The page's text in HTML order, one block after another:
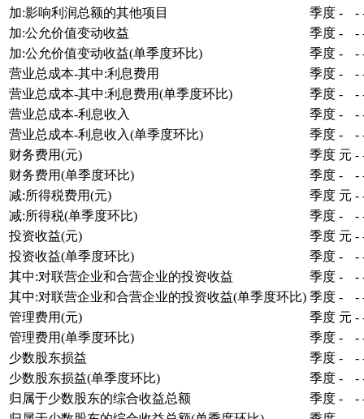
加:影响利润总额的其他项目
季度 - -
加:公允价值变动收益
季度 - -
加:公允价值变动收益(单季度环比)
季度 - -
营业总成本-其中:利息费用
季度 - -
营业总成本-其中:利息费用(单季度环比)
季度 - -
营业总成本-利息收入
季度 - -
营业总成本-利息收入(单季度环比)
季度 - -
财务费用(元)
季度 元 -
财务费用(单季度环比)
季度 - -
减:所得税费用(元)
季度 元 -
减:所得税(单季度环比)
季度 - -
投资收益(元)
季度 元 -
投资收益(单季度环比)
季度 - -
其中:对联营企业和合营企业的投资收益
季度 - -
其中:对联营企业和合营企业的投资收益(单季度环比) 季度 - -
管理费用(元)
季度 元 -
管理费用(单季度环比)
季度 - -
少数股东损益
季度 - -
少数股东损益(单季度环比)
季度 - -
归属于少数股东的综合收益总额
季度 - -